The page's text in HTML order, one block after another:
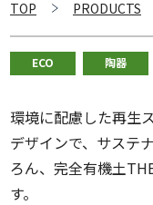
TOP PRODUCTS
ECO 陶器
環境に配慮した再生
デザインで、サステ
ろん、完全有機土
す。